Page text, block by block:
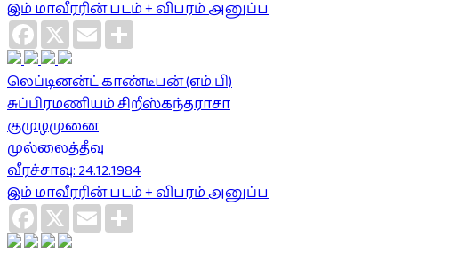
இம் மாவீரரின் படம் + விபரம் அனுப்ப
Facebook
X Email
லெப்டினன்ட் காண்டீபன் (எம்.பி)
சுப்பிரமணியம் சிறீஸ்கந்தராசா
குமுழமுனை
முல்லைத்தீவு
வீரச்சாவு: 24.12.1984
இம் மாவீரரின் படம் + விபரம் அனுப்ப
Facebook
X Email